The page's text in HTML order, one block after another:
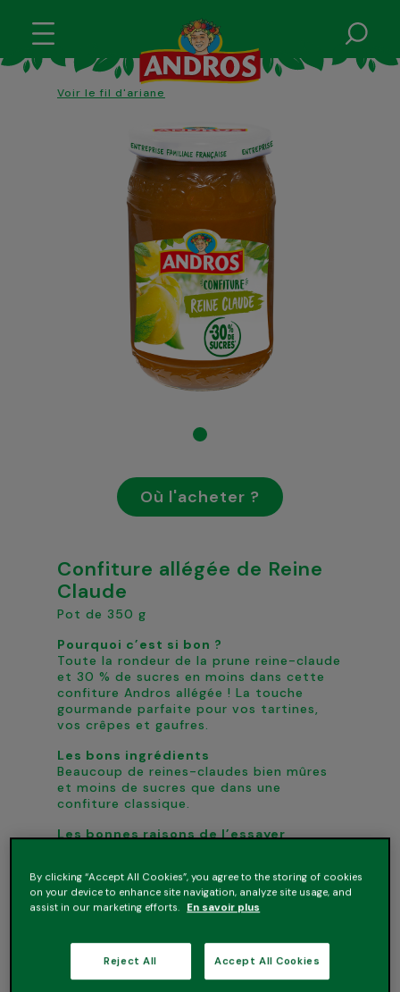
Voir le fil d'ariane
Où l'acheter ?
Confiture allégée de Reine
Claude
Pot de 350 g
Pourquoi c’est si bon ?
Toute la rondeur de la prune reine-claude
et 30 % de sucres en moins dans cette
confiture Andros allégée ! La touche
gourmande parfaite pour vos tartines,
vos crêpes et gaufres.
Les bons ingrédients
Beaucoup de reines-claudes bien mûres
et moins de sucres que dans une
confiture classique.
Les bonnes raisons de l’essayer
• Réveille vos desserts et tartines
*soit 30% de sucres en moins qu’une
By clicking “Accept All Cookies”, you agree to the storing of cookies
on your device to enhance site navigation, analyze site usage, and
assist in our marketing efforts. En savoir plus
Reject All Accept All Cookies